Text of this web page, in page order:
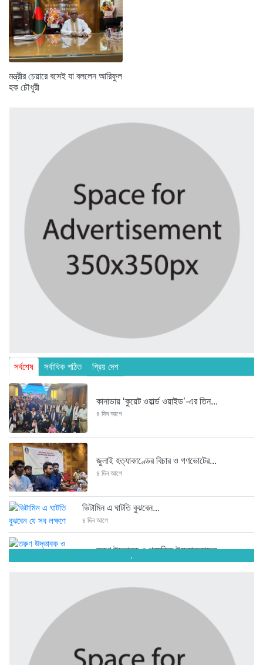
মন্ত্রীর চেয়ারে বসেই যা বললেন আরিফুল
হক চৌধুরী
সর্বশেষ সর্বাধিক পঠিত প্রিয় দেশ
কানাডায় ‘কুয়েট ওয়ার্ল্ড ওয়াইড’-এর তিন...
৪ দিন আগে
জুলাই হত্যাকাণ্ডের বিচার ও গণভোটের...
৪ দিন আগে
ভিটামিন এ ঘাটতি বুঝবেন...
৪ দিন আগে
তরুণ উদ্ভাবক ও প্রযুক্তি উদ্যোক্তাদের...
৪ দিন আগে
মাদরাসাকে অবহেলা করা শুরু মুজিব...
বাংলাদেশে এসে মার্কিন দূতের ভারতের...
.